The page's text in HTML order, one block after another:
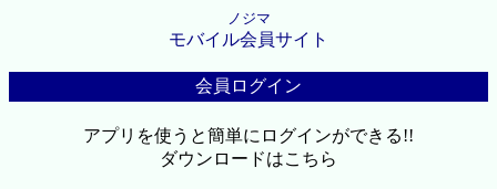
ノジマ
モバイル会員サイト
会員ログイン
アプリを使うと簡単にログインができる!!
ダウンロードはこちら